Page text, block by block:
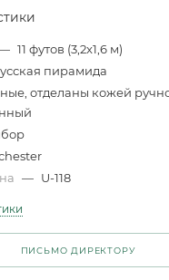
11 футов (3,2x1,6 м)
пирамида
отделаны кожей
— U-118
ПИСЬМО ДИРЕКТОРУ